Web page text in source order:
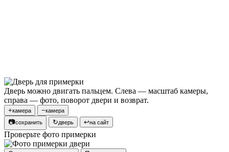
Дверь можно двигать пальцем. Слева — масштаб камеры,
справа — фото, поворот двери и возврат.
+камера −камера
📷сохранить ↻дверь ↩на сайт
Проверьте фото примерки